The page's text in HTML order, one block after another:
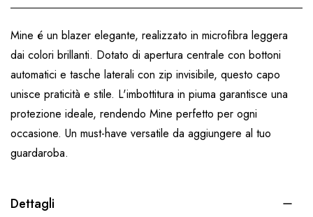
Mine é un blazer elegante, realizzato in microfibra leggera
dai colori brillanti. Dotato di apertura centrale con bottoni
automatici e tasche laterali con zip invisibile, questo capo
unisce praticità e stile. L'imbottitura in piuma garantisce una
protezione ideale, rendendo Mine perfetto per ogni
occasione. Un must-have versatile da aggiungere al tuo
guardaroba.
Dettagli